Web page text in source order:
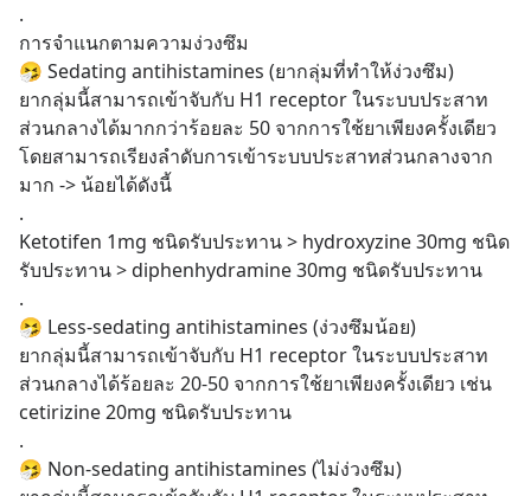
.
การจำแนกตามความง่วงซึม
🤧 Sedating antihistamines (ยากลุ่มที่ทำให้ง่วงซึม)
ยากลุ่มนี้สามารถเข้าจับกับ H1 receptor ในระบบประสาท
ส่วนกลางได้มากกว่าร้อยละ 50 จากการใช้ยาเพียงครั้งเดียว
โดยสามารถเรียงลำดับการเข้าระบบประสาทส่วนกลางจาก
มาก -> น้อยได้ดังนี้
.
Ketotifen 1mg ชนิดรับประทาน > hydroxyzine 30mg ชนิด
รับประทาน > diphenhydramine 30mg ชนิดรับประทาน
.
🤧 Less-sedating antihistamines (ง่วงซึมน้อย)
ยากลุ่มนี้สามารถเข้าจับกับ H1 receptor ในระบบประสาท
ส่วนกลางได้ร้อยละ 20-50 จากการใช้ยาเพียงครั้งเดียว เช่น
cetirizine 20mg ชนิดรับประทาน
.
🤧 Non-sedating antihistamines (ไม่ง่วงซึม)